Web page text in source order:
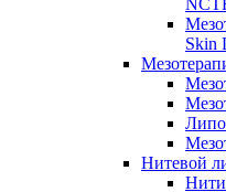
Skin
Нитевой
Нити